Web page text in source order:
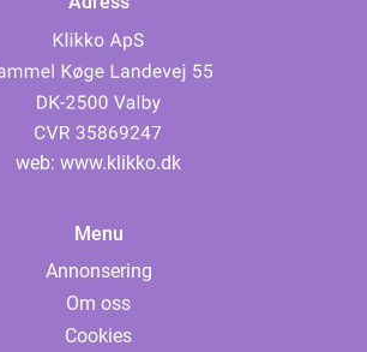
web: www.klikko.dk
Menu
Annonsering
Om oss
Cookies